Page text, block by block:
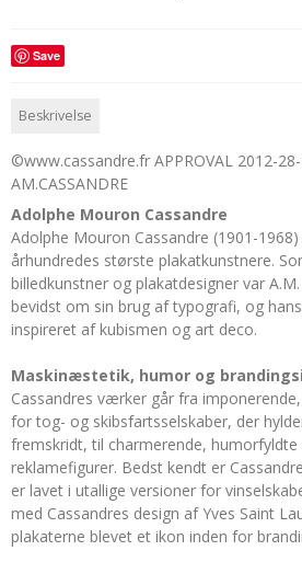
Save
Beskrivelse
©www.cassandre.fr APPROVAL 2012-
AM.CASSANDRE
Adolphe Mouron Cassandre
Adolphe Mouron Cassandre (1901-
århundredes største plakatkunstnere.
billedkunstner og plakatdesigner var
bevidst om sin brug af typografi, og
inspireret af kubismen og art deco.
Maskinæstetik, humor og
Cassandres værker går fra
for tog- og skibsfartsselskaber, der
fremskridt, til charmerende, humorfyldte
reklamefigurer. Bedst kendt er
er lavet i utallige versioner for
med Cassandres design af Yves Saint
plakaterne blevet et ikon inden for